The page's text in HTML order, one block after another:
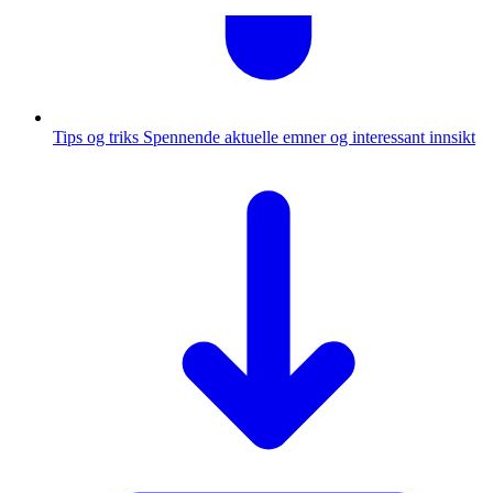
Tips og triks Spennende aktuelle emner og interessant innsikt